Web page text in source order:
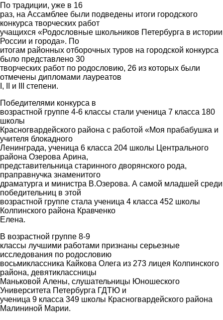
По традиции, уже в 16
раз, на Ассамблее были подведены итоги городского
конкурса творческих работ
учащихся «Родословные школьников Петербурга в истории
России и города». По
итогам районных отборочных туров на городской конкурса
было представлено 30
творческих работ по родословию, 26 из которых были
отмечены дипломами лауреатов
I, II и III степени.
Победителями конкурса в
возрастной группе 4-6 классы стали ученица 7 класса 180
школы
Красногвардейского района с работой «Моя прабабушка и
учителя блокадного
Ленинграда, ученица 6 класса 204 школы Центрального
района Озерова Арина,
представительница старинного дворянского рода,
праправнучка знаменитого
драматурга и министра В.Озерова. А самой младшей среди
победительниц в этой
возрастной группе стала ученица 4 класса 452 школы
Колпинского района Кравченко
Елена.
В возрастной группе 8-9
классы лучшими работами признаны серьезные
исследования по родословию
восьмиклассника Кайкова Олега из 273 лицея Колпинского
района, девятиклассницы
Маньковой Алены, слушательницы Юношеского
Университета Петербурга ГДТЮ и
ученица 9 класса 349 школы Красногвардейского района
Малининой Марии.